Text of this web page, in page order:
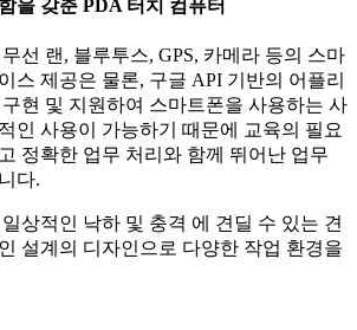
을 갖춘 PDA 터치 컴퓨터
선 랜, 블루투스, GPS, 카메라 등의 스마
스 제공은 물론, 구글 API 기반의 어플리
현 및 지원하여 스마트폰을 사용하는 사
인 사용이 가능하기 때문에 교육의 필요
정확한 업무 처리와 함께 뛰어난 업무
다.
상적인 낙하 및 충격 에 견딜 수 있는 견
설계의 디자인으로 다양한 작업 환경을